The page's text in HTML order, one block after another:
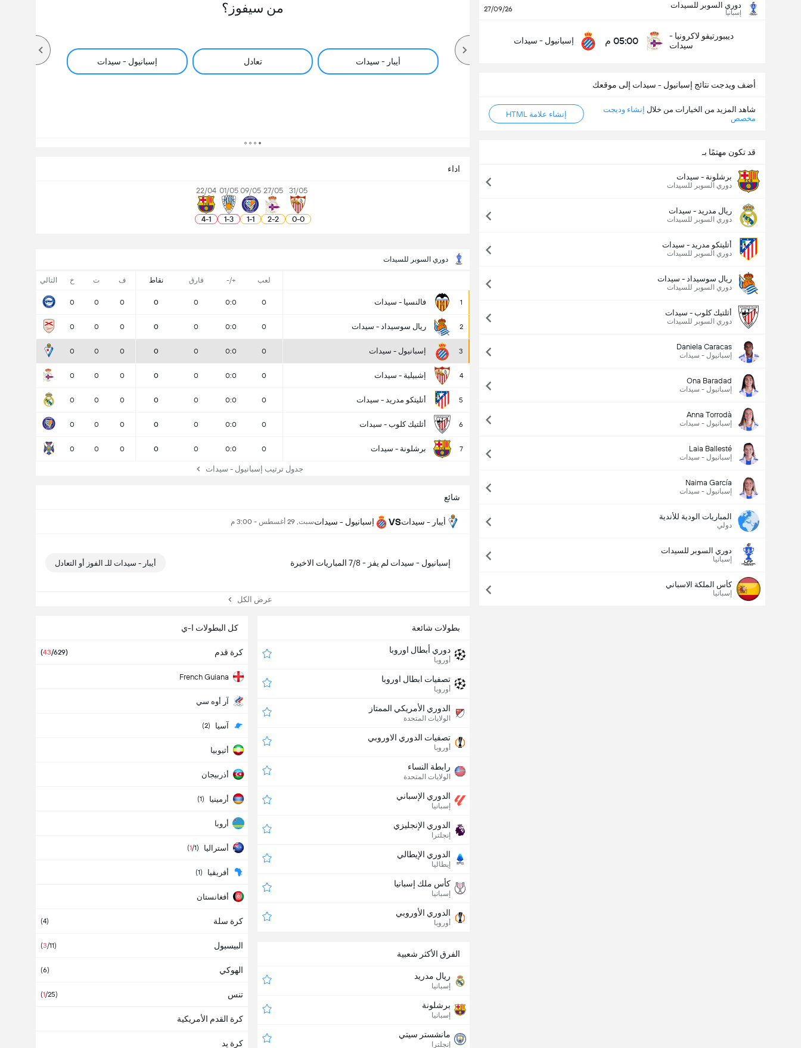
دوري السوبر للسيدات
إسبانيا 27/09/26
ديببورتيفو لاكرونيا -
سيدات
05:00 م إسبانيول - سيدات
أضف ويدجت نتائج إسبانيول - سيدات إلى موقعك
شاهد المزيد من الخيارات من خلال إنشاء وديجت
مخصص
إنشاء علامة HTML
قد تكون مهتمًا بـ
برشلونة - سيدات
دوري السوبر للسيدات
ريال مدريد - سيدات
دوري السوبر للسيدات
أتليتكو مدريد - سيدات
دوري السوبر للسيدات
ريال سوسيداد - سيدات
دوري السوبر للسيدات
أثلتيك كلوب - سيدات
دوري السوبر للسيدات
Daniela Caracas
إسبانيول - سيدات
Ona Baradad
إسبانيول - سيدات
Anna Torrodà
إسبانيول - سيدات
Laia Ballesté
إسبانيول - سيدات
Naima García
إسبانيول - سيدات
المباريات الودية للأندية
دولي
دوري السوبر للسيدات
إسبانيا
كأس الملكة الاسباني
إسبانيا
من سيفوز؟
أيبار - سيدات تعادل إسبانيول - سيدات
عدد الاهداف (2.5)
اداء
31/05
0
-
0
27/05
2
-
2
09/05
1
-
1
01/05
3
-
1
22/04
1
-
4
دوري السوبر للسيدات
لعب +/- فارق نقاط ف ت خ التالي
1 فالنسيا - سيدات 0
0:0
0
0
0
0
0
2 ريال سوسيداد - سيدات 0
0:0
0
0
0
0
0
3 إسبانيول - سيدات 0
0:0
0
0
0
0
0
4 إشبيلية - سيدات 0
0:0
0
0
0
0
0
5 أتليتكو مدريد - سيدات 0
0:0
0
0
0
0
0
6 أثلتيك كلوب - سيدات 0
0:0
0
0
0
0
0
7 برشلونة - سيدات 0
0:0
0
0
0
0
0
جدول ترتيب إسبانيول - سيدات
شائع
أيبار - سيداتVS إسبانيول - سيداتسبت, 29 أغسطس - 3:00 م
إسبانيول - سيدات لم يفز - 7/8 المباريات الاخيرة أيبار - سيدات للـ الفوز أو التعادل
عرض الكل
بطولات شائعة
دوري أبطال اوروبا
أوروبا
تصفيات ابطال اوروبا
أوروبا
الدوري الأمريكي الممتاز
الولايات المتحدة
تصفيات الدوري الاوروبي
أوروبا
رابطة النساء
الولايات المتحدة
الدوري الإسباني
إسبانيا
الدوري الإنجليزي
إنجلترا
الدوري الإيطالي
إيطاليا
كأس ملك إسبانيا
إسبانيا
الدوري الأوروبي
أوروبا
كل البطولات ا-ي
كرة قدم (43/629)
French Guiana
آر أوه سي
آسيا (2)
أثيوبيا
أذربيجان
أرمينيا (1)
أروبا
أستراليا (1/1)
أفريقيا (1)
أفغانستان
ألبانيا
ألمانيا
أمريكا
أنتيغوا وبربودا
أنجولا
أندورا
كرة سلة (4)
البيسبول (3/11)
الهوكي (6)
تنس (1/25)
كرة القدم الأمريكية
كرة يد
الفرق الأكثر شعبية
ريال مدريد
إسبانيا
برشلونة
إسبانيا
مانشستر سيتي
إنجلترا